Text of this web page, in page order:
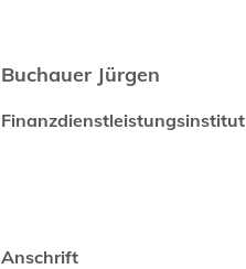
Buchauer Jürgen
Finanzdienstleistungsinstitut
Anschrift